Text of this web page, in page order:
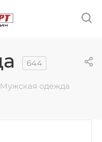
644
Мужская одежда